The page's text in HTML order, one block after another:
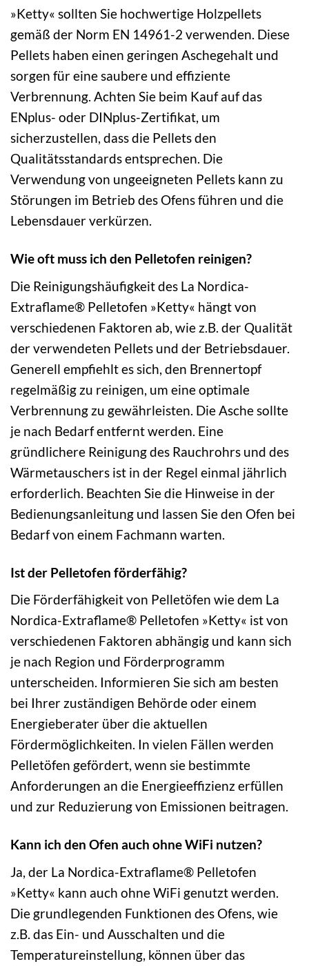
»Ketty« sollten Sie hochwertige Holzpellets
gemäß der Norm EN 14961-2 verwenden. Diese
Pellets haben einen geringen Aschegehalt und
sorgen für eine saubere und effiziente
Verbrennung. Achten Sie beim Kauf auf das
ENplus- oder DINplus-Zertifikat, um
sicherzustellen, dass die Pellets den
Qualitätsstandards entsprechen. Die
Verwendung von ungeeigneten Pellets kann zu
Störungen im Betrieb des Ofens führen und die
Lebensdauer verkürzen.
Wie oft muss ich den Pelletofen reinigen?
Die Reinigungshäufigkeit des La Nordica-
Extraflame® Pelletofen »Ketty« hängt von
verschiedenen Faktoren ab, wie z.B. der Qualität
der verwendeten Pellets und der Betriebsdauer.
Generell empfiehlt es sich, den Brennertopf
regelmäßig zu reinigen, um eine optimale
Verbrennung zu gewährleisten. Die Asche sollte
je nach Bedarf entfernt werden. Eine
gründlichere Reinigung des Rauchrohrs und des
Wärmetauschers ist in der Regel einmal jährlich
erforderlich. Beachten Sie die Hinweise in der
Bedienungsanleitung und lassen Sie den Ofen bei
Bedarf von einem Fachmann warten.
Ist der Pelletofen förderfähig?
Die Förderfähigkeit von Pelletöfen wie dem La
Nordica-Extraflame® Pelletofen »Ketty« ist von
verschiedenen Faktoren abhängig und kann sich
je nach Region und Förderprogramm
unterscheiden. Informieren Sie sich am besten
bei Ihrer zuständigen Behörde oder einem
Energieberater über die aktuellen
Fördermöglichkeiten. In vielen Fällen werden
Pelletöfen gefördert, wenn sie bestimmte
Anforderungen an die Energieeffizienz erfüllen
und zur Reduzierung von Emissionen beitragen.
Kann ich den Ofen auch ohne WiFi nutzen?
Ja, der La Nordica-Extraflame® Pelletofen
»Ketty« kann auch ohne WiFi genutzt werden.
Die grundlegenden Funktionen des Ofens, wie
z.B. das Ein- und Ausschalten und die
Temperatureinstellung, können über das